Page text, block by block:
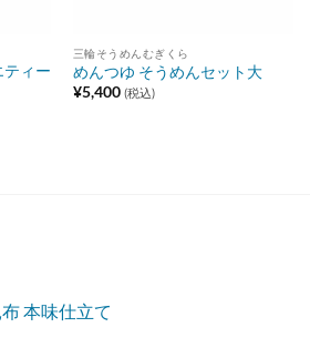
ティー
三輪そうめんむぎくら
めんつゆ そうめんセット大
¥5,400 (税込)
本味仕立て